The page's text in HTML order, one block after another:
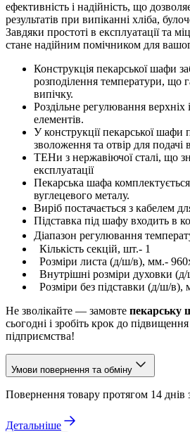
ефективність і надійність, що
результатів при випіканні хліба,
Завдяки простоті в експлуатації та
стане надійним помічником для
Конструкція пекарської шафи
розподілення температури, що
випічку.
Роздільне регулювання верхніх
елементів.
У конструкції пекарської шафи
зволоження та отвір для подачі
ТЕНи з нержавіючої сталі, що
експлуатації
Пекарська шафа
вуглецевого металу.
Виріб постачається з кабелем
Підставка під шафу входить в
Діапазон регулювання
Кількість секцій, шт.- 1
Розміри листа (д/ш/в), мм.-
Внутрішні розміри духовки
Розміри без підставки (д/ш/в),
Не зволікайте — замовте
сьогодні і зробіть крок до
підприємства!
Умови повернення та обміну
Повернення товару протягом 14 днів
Детальніше